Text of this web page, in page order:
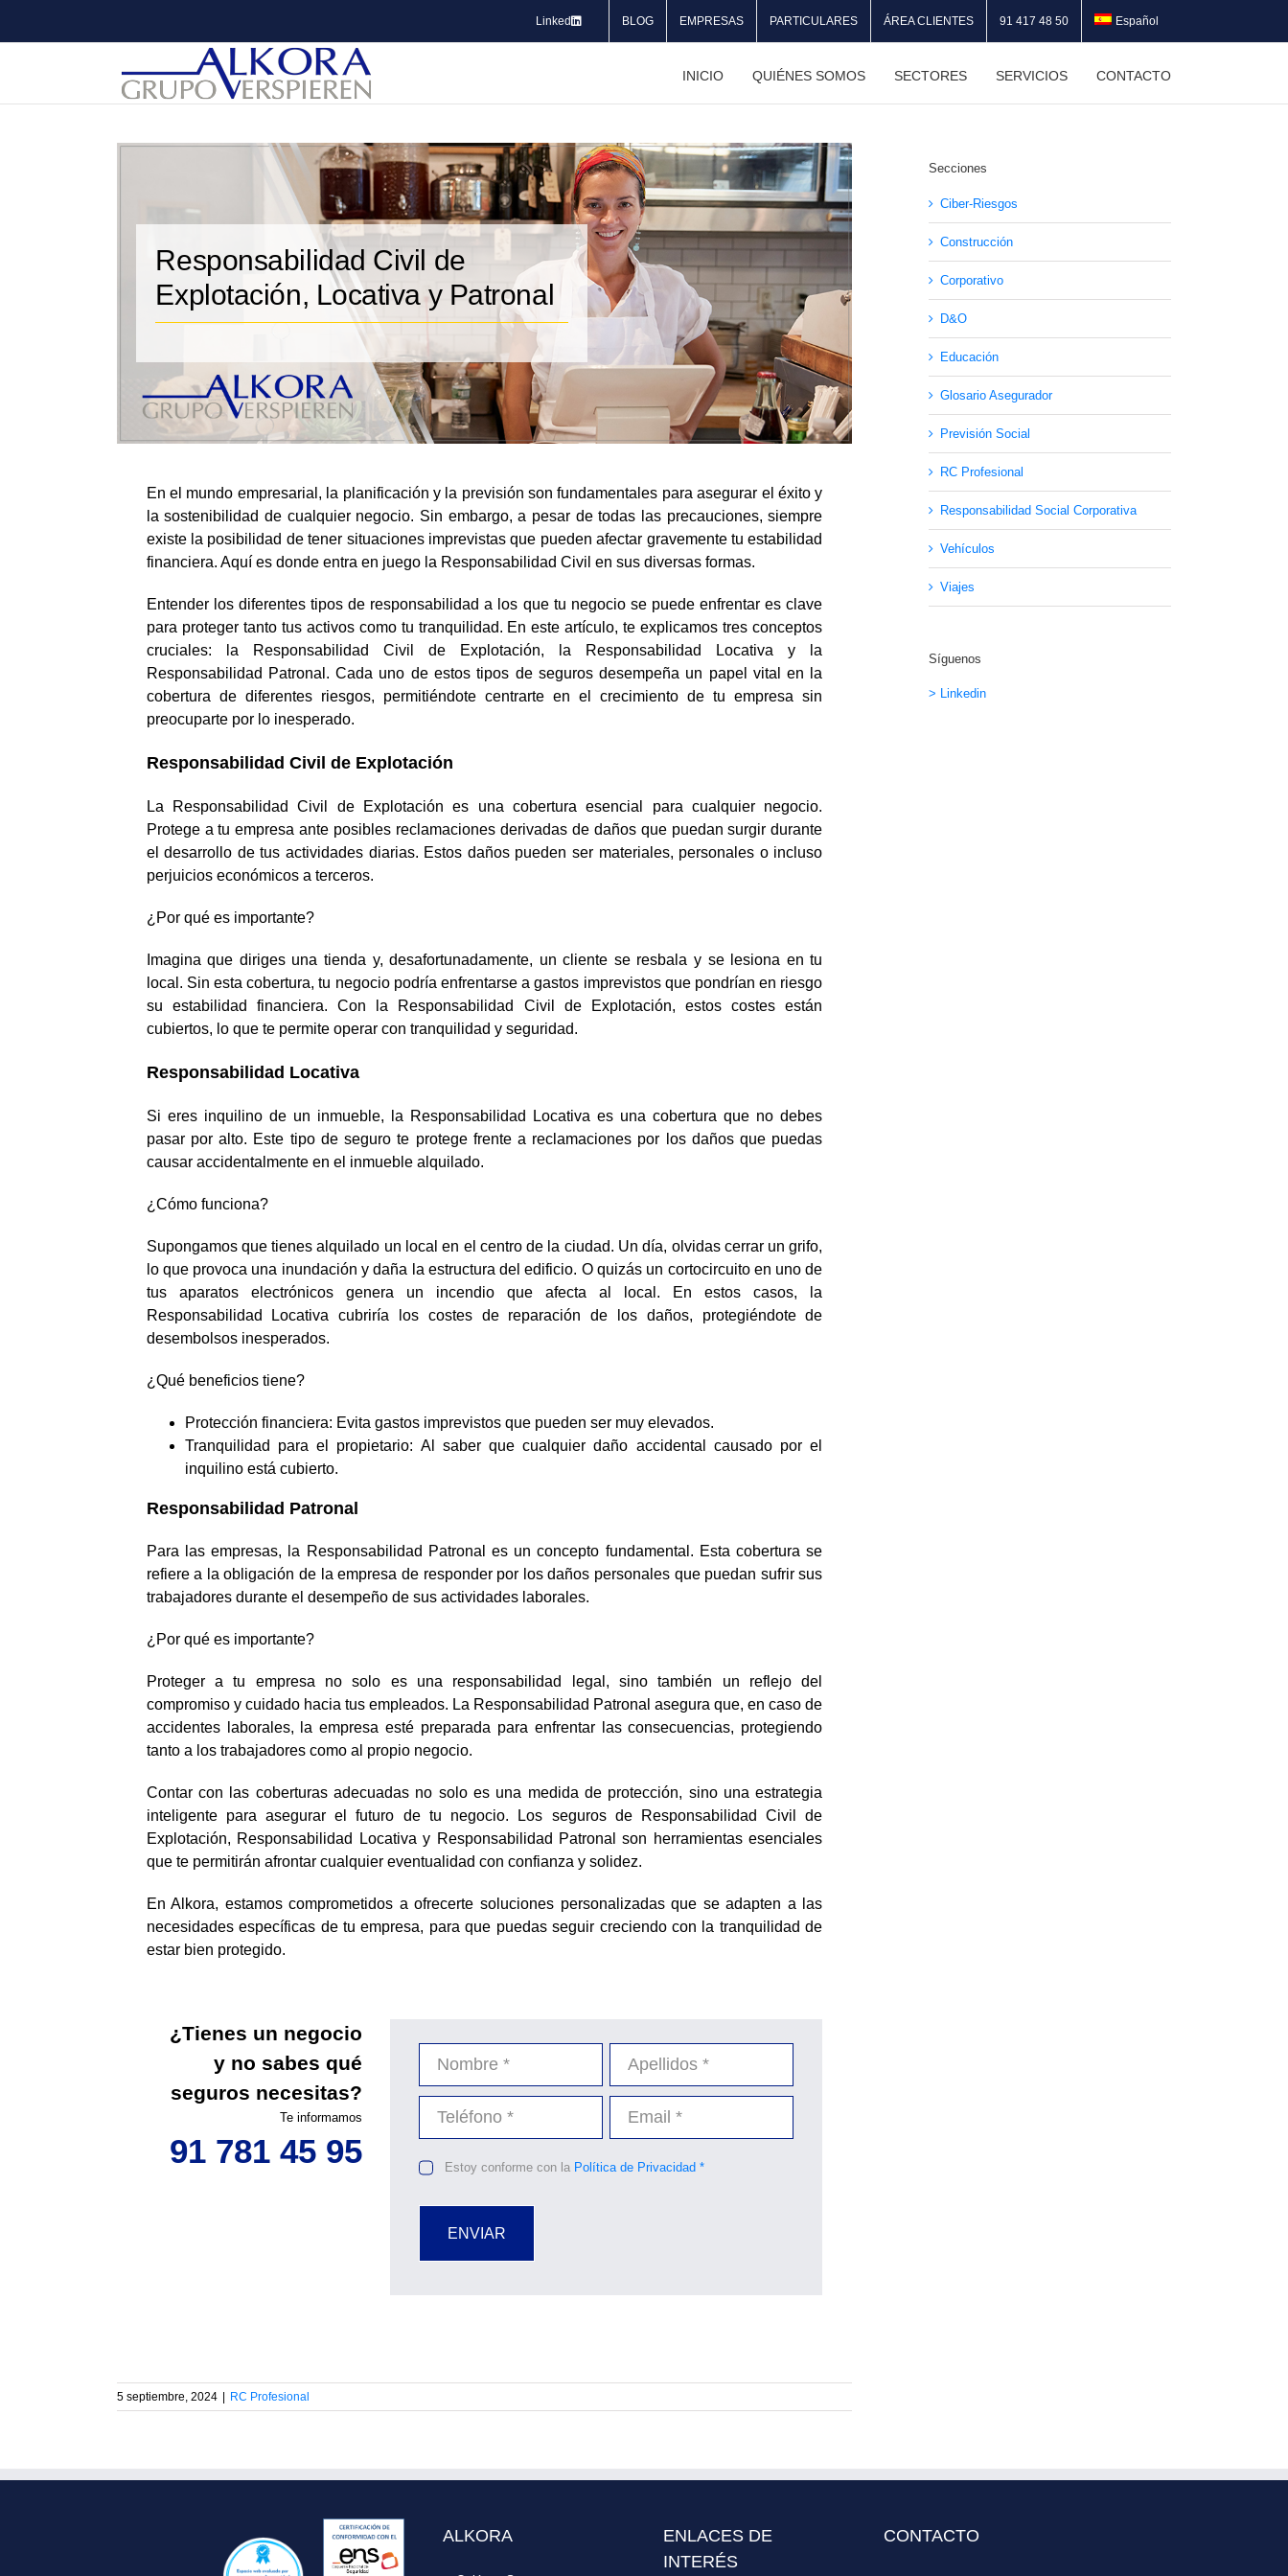
contenido
Linked BLOG EMPRESAS PARTICULARES ÁREA CLIENTES 91 417 48 50 Español
INICIO QUIÉNES SOMOS SECTORES SERVICIOS CONTACTO
Responsabilidad Civil de
Explotación, Locativa y Patronal
En el mundo empresarial, la planificación y la previsión son fundamentales para asegurar el éxito y
la sostenibilidad de cualquier negocio. Sin embargo, a pesar de todas las precauciones, siempre
existe la posibilidad de tener situaciones imprevistas que pueden afectar gravemente tu estabilidad
financiera. Aquí es donde entra en juego la Responsabilidad Civil en sus diversas formas.
Entender los diferentes tipos de responsabilidad a los que tu negocio se puede enfrentar es clave
para proteger tanto tus activos como tu tranquilidad. En este artículo, te explicamos tres conceptos
cruciales: la Responsabilidad Civil de Explotación, la Responsabilidad Locativa y la
Responsabilidad Patronal. Cada uno de estos tipos de seguros desempeña un papel vital en la
cobertura de diferentes riesgos, permitiéndote centrarte en el crecimiento de tu empresa sin
preocuparte por lo inesperado.
Responsabilidad Civil de Explotación
La Responsabilidad Civil de Explotación es una cobertura esencial para cualquier negocio.
Protege a tu empresa ante posibles reclamaciones derivadas de daños que puedan surgir durante
el desarrollo de tus actividades diarias. Estos daños pueden ser materiales, personales o incluso
perjuicios económicos a terceros.
¿Por qué es importante?
Imagina que diriges una tienda y, desafortunadamente, un cliente se resbala y se lesiona en tu
local. Sin esta cobertura, tu negocio podría enfrentarse a gastos imprevistos que pondrían en riesgo
su estabilidad financiera. Con la Responsabilidad Civil de Explotación, estos costes están
cubiertos, lo que te permite operar con tranquilidad y seguridad.
Responsabilidad Locativa
Si eres inquilino de un inmueble, la Responsabilidad Locativa es una cobertura que no debes
pasar por alto. Este tipo de seguro te protege frente a reclamaciones por los daños que puedas
causar accidentalmente en el inmueble alquilado.
¿Cómo funciona?
Supongamos que tienes alquilado un local en el centro de la ciudad. Un día, olvidas cerrar un grifo,
lo que provoca una inundación y daña la estructura del edificio. O quizás un cortocircuito en uno de
tus aparatos electrónicos genera un incendio que afecta al local. En estos casos, la
Responsabilidad Locativa cubriría los costes de reparación de los daños, protegiéndote de
desembolsos inesperados.
¿Qué beneficios tiene?
Protección financiera: Evita gastos imprevistos que pueden ser muy elevados.
Tranquilidad para el propietario: Al saber que cualquier daño accidental causado por el
inquilino está cubierto.
Responsabilidad Patronal
Para las empresas, la Responsabilidad Patronal es un concepto fundamental. Esta cobertura se
refiere a la obligación de la empresa de responder por los daños personales que puedan sufrir sus
trabajadores durante el desempeño de sus actividades laborales.
¿Por qué es importante?
Proteger a tu empresa no solo es una responsabilidad legal, sino también un reflejo del
compromiso y cuidado hacia tus empleados. La Responsabilidad Patronal asegura que, en caso de
accidentes laborales, la empresa esté preparada para enfrentar las consecuencias, protegiendo
tanto a los trabajadores como al propio negocio.
Contar con las coberturas adecuadas no solo es una medida de protección, sino una estrategia
inteligente para asegurar el futuro de tu negocio. Los seguros de Responsabilidad Civil de
Explotación, Responsabilidad Locativa y Responsabilidad Patronal son herramientas esenciales
que te permitirán afrontar cualquier eventualidad con confianza y solidez.
En Alkora, estamos comprometidos a ofrecerte soluciones personalizadas que se adapten a las
necesidades específicas de tu empresa, para que puedas seguir creciendo con la tranquilidad de
estar bien protegido.
¿Tienes un negocio
y no sabes qué
seguros necesitas?
Te informamos
91 781 45 95 Estoy conforme con la Política de Privacidad *
ENVIAR
5 septiembre, 2024 RC Profesional
Secciones
Ciber-Riesgos
Construcción
Corporativo
D&O
Educación
Glosario Asegurador
Previsión Social
RC Profesional
Responsabilidad Social Corporativa
Vehículos
Viajes
Síguenos
> Linkedin
ALKORA
ENLACES DE
INTERÉS
CONTACTO